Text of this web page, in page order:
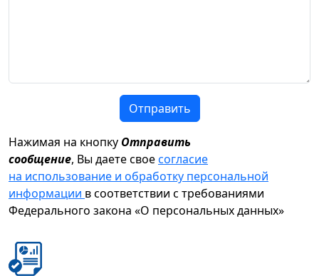
Отправить
Нажимая на кнопку Отправить
сообщение, Вы даете своесогласие
на использование и обработку персональной
информации в соответствии с требованиями
Федерального закона «О персональных данных»